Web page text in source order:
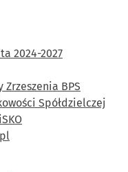
2024-2027
BPS
Spółdzielczej